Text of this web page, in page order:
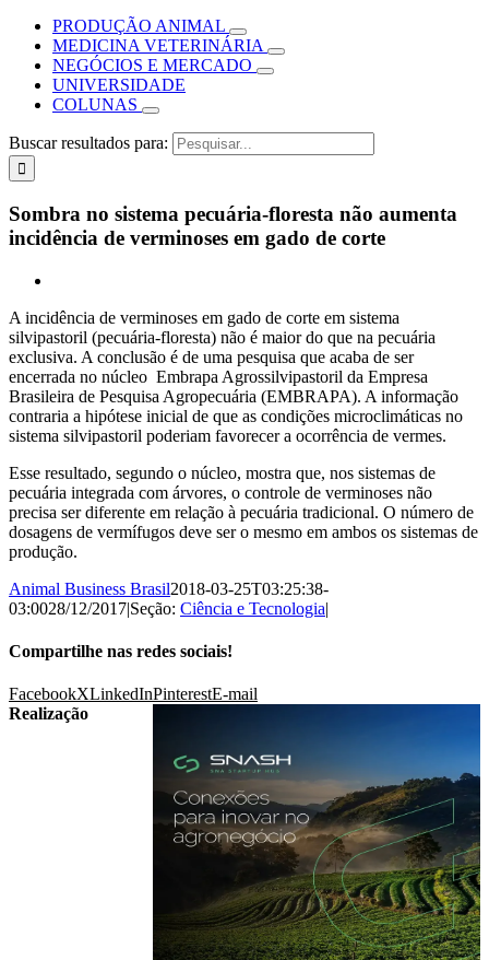
PRODUÇÃO ANIMAL
MEDICINA VETERINÁRIA
NEGÓCIOS E MERCADO
UNIVERSIDADE
COLUNAS
Buscar resultados para:
Sombra no sistema pecuária-floresta não aumenta
incidência de verminoses em gado de corte
A incidência de verminoses em gado de corte em sistema
silvipastoril (pecuária-floresta) não é maior do que na pecuária
exclusiva. A conclusão é de uma pesquisa que acaba de ser
encerrada no núcleo Embrapa Agrossilvipastoril da Empresa
Brasileira de Pesquisa Agropecuária (EMBRAPA). A informação
contraria a hipótese inicial de que as condições microclimáticas no
sistema silvipastoril poderiam favorecer a ocorrência de vermes.
Esse resultado, segundo o núcleo, mostra que, nos sistemas de
pecuária integrada com árvores, o controle de verminoses não
precisa ser diferente em relação à pecuária tradicional. O número de
dosagens de vermífugos deve ser o mesmo em ambos os sistemas de
produção.
Animal Business Brasil2018-03-25T03:25:38-
03:0028/12/2017|Seção: Ciência e Tecnologia|
Compartilhe nas redes sociais!
FacebookXLinkedInPinterestE-mail
Realização